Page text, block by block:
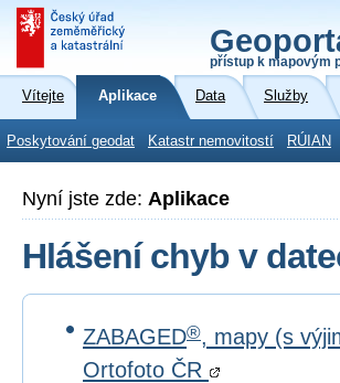
přístup k mapovým
Vítejte Aplikace Data Služby
Poskytování geodat Katastr nemovitostí RÚIAN
Nyní jste zde: Aplikace
Hlášení chyb v
ZABAGED®, mapy (s
Ortofoto ČR